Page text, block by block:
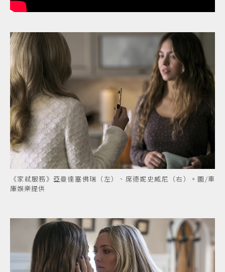
《家弒服務》亞曼達塞佛瑞（左）、席德妮史威尼（右）。圖/車
庫娛樂提供